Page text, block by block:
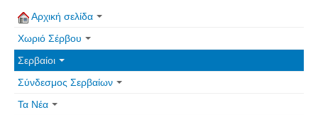
Αρχική σελίδα
Χωριό Σέρβου
Σερβαίοι
Σύνδεσμος Σερβαίων
Τα Νέα